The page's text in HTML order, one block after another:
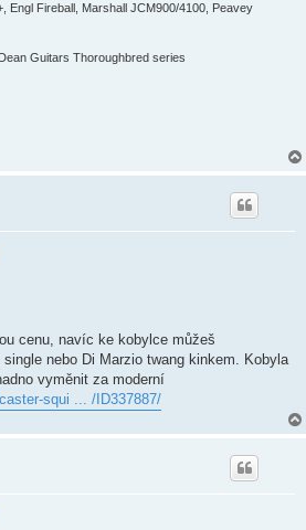
Engl Fireball, Marshall JCM900/4100, Peavey
Guitars Thoroughbred series
cenu, navíc ke kobylce můžeš
nebo Di Marzio twang kinkem. Kobyla
vyměnit za moderní
squi ... /ID337887/